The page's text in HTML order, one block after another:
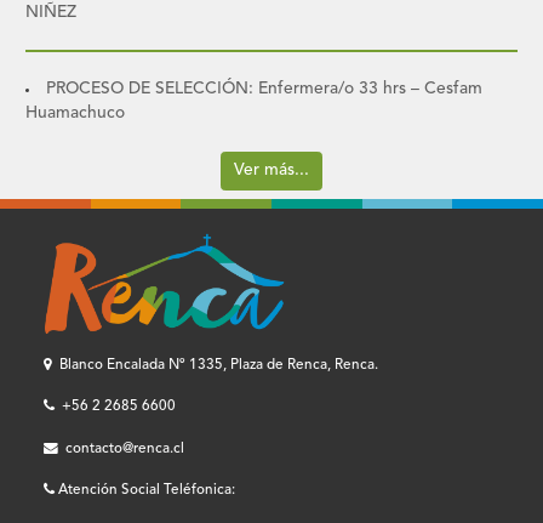
NIÑEZ
PROCESO DE SELECCIÓN: Enfermera/o 33 hrs – Cesfam
Huamachuco
Ver más...
Blanco Encalada Nº 1335, Plaza de Renca, Renca.
+56 2 2685 6600
contacto@renca.cl
Atención Social Teléfonica: